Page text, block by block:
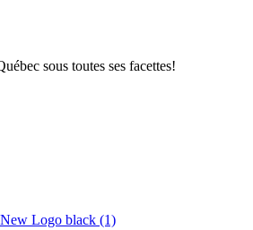
sous toutes ses facettes!